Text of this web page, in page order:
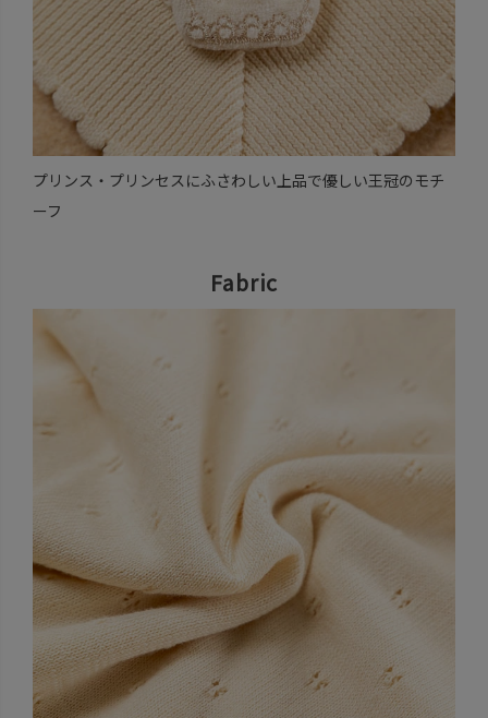
プリンス・プリンセスにふさわしい上品で優しい王冠のモチ
ーフ
Fabric